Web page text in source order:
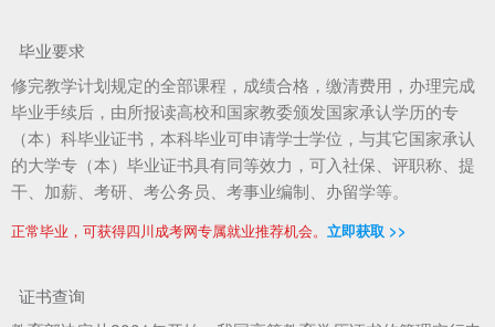
毕业要求
修完教学计划规定的全部课程，成绩合格，缴清费用，办理完成
毕业手续后，由所报读高校和国家教委颁发国家承认学历的专
（本）科毕业证书，本科毕业可申请学士学位，与其它国家承认
的大学专（本）毕业证书具有同等效力，可入社保、评职称、提
干、加薪、考研、考公务员、考事业编制、办留学等。
正常毕业，可获得四川成考网专属就业推荐机会。 立即获取 >>
证书查询